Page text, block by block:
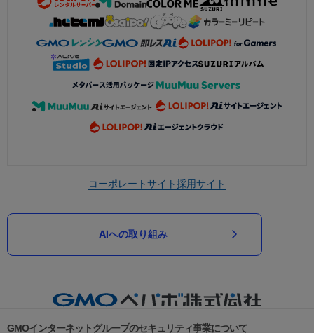
コーポレートサイト採用サイト
AIへの取り組み
GMOインターネットグループのセキュリティ事業について